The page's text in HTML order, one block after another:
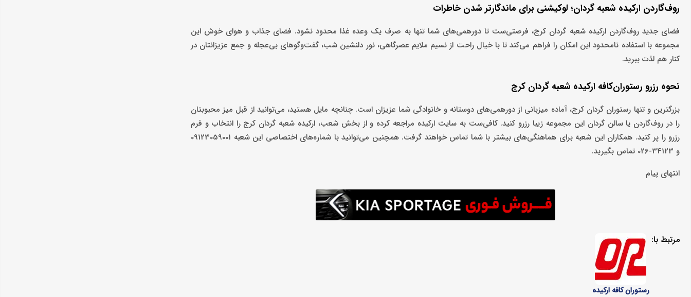
روف‌گاردن ارکیده شعبه گردان؛ لوکیشنی برای ماندگارتر شدن خاطرات
فضای جدید روف‌گاردن ارکیده شعبه گردان کرج، فرصتی‌ست تا دورهمی‌های شما تنها به صرف یک وعده غذا محدود نشود. فضای جذاب و هوای خوش این
مجموعه با استفاده نامحدود این امکان را فراهم می‌کند تا با خیال راحت از نسیم ملایم عصرگاهی، نور دلنشین شب، گفت‌وگوهای بی‌عجله و جمع عزیزانتان در
کنار هم لذت ببرید.
نحوه رزرو رستوران‌کافه ارکیده شعبه گردان کرج
بزرگترین و تنها رستوران گردان کرج، آماده میزبانی از دورهمی‌های دوستانه و خانوادگی شما عزیزان است. چنانچه مایل هستید، می‌توانید از قبل میز محبوبتان
را در روف‌گاردن یا سالن گردان این مجموعه زیبا رزرو کنید. کافی‌ست به سایت ارکیده مراجعه کرده و از بخش شعب، ارکیده شعبه گردان کرج را انتخاب و فرم
رزرو را پر کنید. همکاران این شعبه برای هماهنگی‌های بیشتر با شما تماس خواهند گرفت. همچنین می‌توانید با شماره‌های اختصاصی این شعبه 09123059001
و 34123-026 تماس بگیرید.
انتهای پیام
مرتبط با:
رستوران کافه ارکیده